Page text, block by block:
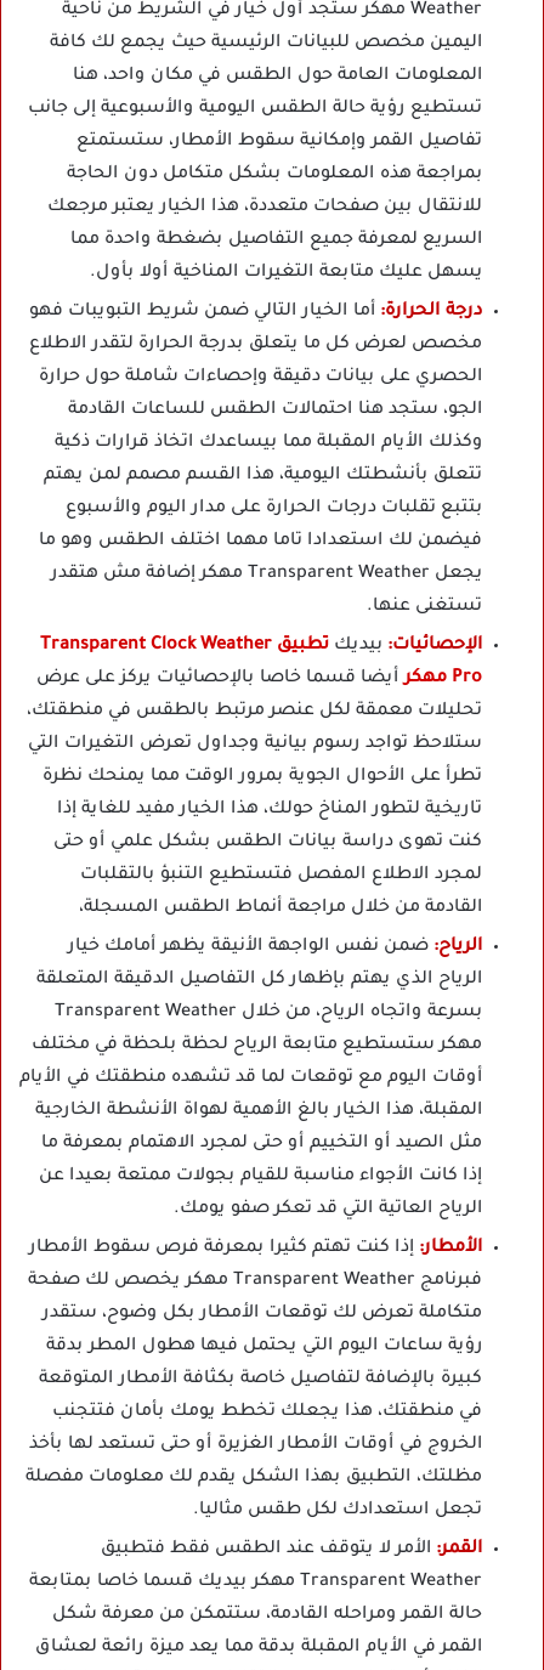
Weather مهكر ستجد أول خيار في الشريط من ناحية
اليمين مخصص للبيانات الرئيسية حيث يجمع لك كافة
المعلومات العامة حول الطقس في مكان واحد، هنا
تستطيع رؤية حالة الطقس اليومية والأسبوعية إلى جانب
تفاصيل القمر وإمكانية سقوط الأمطار، ستستمتع
بمراجعة هذه المعلومات بشكل متكامل دون الحاجة
للانتقال بين صفحات متعددة، هذا الخيار يعتبر مرجعك
السريع لمعرفة جميع التفاصيل بضغطة واحدة مما
يسهل عليك متابعة التغيرات المناخية أولا بأول.
درجة الحرارة: أما الخيار التالي ضمن شريط التبويبات فهو
مخصص لعرض كل ما يتعلق بدرجة الحرارة لتقدر الاطلاع
الحصري على بيانات دقيقة وإحصاءات شاملة حول حرارة
الجو، ستجد هنا احتمالات الطقس للساعات القادمة
وكذلك الأيام المقبلة مما بيساعدك اتخاذ قرارات ذكية
تتعلق بأنشطتك اليومية، هذا القسم مصمم لمن يهتم
بتتبع تقلبات درجات الحرارة على مدار اليوم والأسبوع
فيضمن لك استعدادا تاما مهما اختلف الطقس وهو ما
يجعل Transparent Weather مهكر إضافة مش هتقدر
تستغنى عنها.
الإحصائيات: بيديك
تطبيق Transparent Clock Weather
Pro مهكر
أيضا قسما خاصا بالإحصائيات يركز على عرض
تحليلات معمقة لكل عنصر مرتبط بالطقس في منطقتك،
ستلاحظ تواجد رسوم بيانية وجداول تعرض التغيرات التي
تطرأ على الأحوال الجوية بمرور الوقت مما يمنحك نظرة
تاريخية لتطور المناخ حولك، هذا الخيار مفيد للغاية إذا
كنت تهوى دراسة بيانات الطقس بشكل علمي أو حتى
لمجرد الاطلاع المفصل فتستطيع التنبؤ بالتقلبات
القادمة من خلال مراجعة أنماط الطقس المسجلة،
الرياح: ضمن نفس الواجهة الأنيقة يظهر أمامك خيار
الرياح الذي يهتم بإظهار كل التفاصيل الدقيقة المتعلقة
بسرعة واتجاه الرياح، من خلال Transparent Weather
مهكر ستستطيع متابعة الرياح لحظة بلحظة في مختلف
أوقات اليوم مع توقعات لما قد تشهده منطقتك في الأيام
المقبلة، هذا الخيار بالغ الأهمية لهواة الأنشطة الخارجية
مثل الصيد أو التخييم أو حتى لمجرد الاهتمام بمعرفة ما
إذا كانت الأجواء مناسبة للقيام بجولات ممتعة بعيدا عن
الرياح العاتية التي قد تعكر صفو يومك.
الأمطار: إذا كنت تهتم كثيرا بمعرفة فرص سقوط الأمطار
فبرنامج Transparent Weather مهكر يخصص لك صفحة
متكاملة تعرض لك توقعات الأمطار بكل وضوح، ستقدر
رؤية ساعات اليوم التي يحتمل فيها هطول المطر بدقة
كبيرة بالإضافة لتفاصيل خاصة بكثافة الأمطار المتوقعة
في منطقتك، هذا يجعلك تخطط يومك بأمان فتتجنب
الخروج في أوقات الأمطار الغزيرة أو حتى تستعد لها بأخذ
مظلتك، التطبيق بهذا الشكل يقدم لك معلومات مفصلة
تجعل استعدادك لكل طقس مثاليا.
القمر: الأمر لا يتوقف عند الطقس فقط فتطبيق
Transparent Weather مهكر بيديك قسما خاصا بمتابعة
حالة القمر ومراحله القادمة، ستتمكن من معرفة شكل
القمر في الأيام المقبلة بدقة مما يعد ميزة رائعة لعشاق